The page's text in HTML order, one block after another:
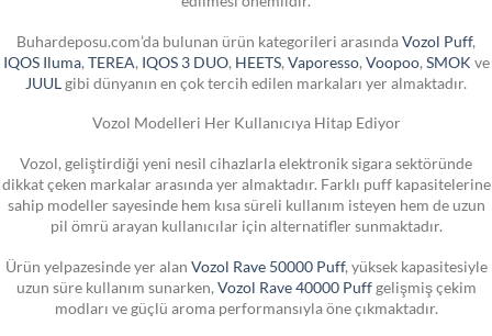
Buhardeposu.com’da bulunan ürün kategorileri arasındaVozol Puff,
IQOS Iluma, TEREA, IQOS 3 DUO, HEETS, Vaporesso, Voopoo, SMOK ve
JUUL gibi dünyanın en çok tercih edilen markaları yer almaktadır.
Vozol Modelleri Her Kullanıcıya Hitap Ediyor
Vozol, geliştirdiği yeni nesil cihazlarla elektronik sigara sektöründe
dikkat çeken markalar arasında yer almaktadır. Farklı puff kapasitelerine
sahip modeller sayesinde hem kısa süreli kullanım isteyen hem de uzun
pil ömrü arayan kullanıcılar için alternatifler sunmaktadır.
Ürün yelpazesinde yer alan Vozol Rave 50000 Puff, yüksek kapasitesiyle
uzun süre kullanım sunarken, Vozol Rave 40000 Puffgelişmiş çekim
modları ve güçlü aroma performansıyla öne çıkmaktadır.